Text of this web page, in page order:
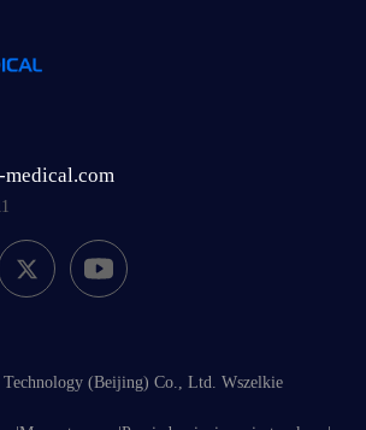
(Beijing) Co., Ltd. Wszelkie